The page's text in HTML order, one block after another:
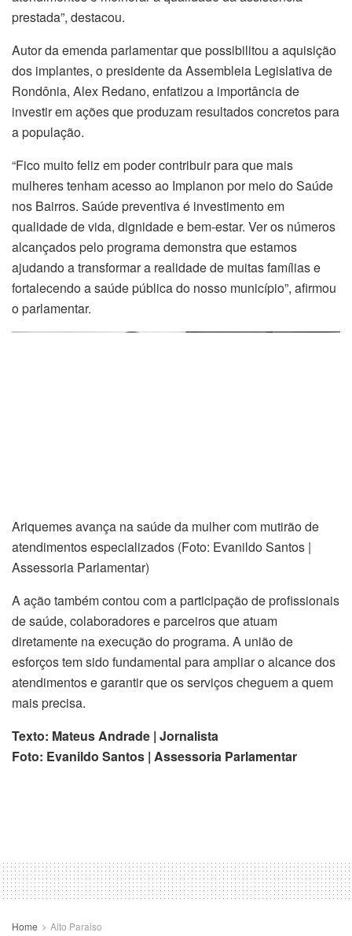
prestada”, destacou.
Autor da emenda parlamentar que possibilitou a aquisição
dos implantes, o presidente da Assembleia Legislativa de
Rondônia, Alex Redano, enfatizou a importância de
investir em ações que produzam resultados concretos para
a população.
“Fico muito feliz em poder contribuir para que mais
mulheres tenham acesso ao Implanon por meio do Saúde
nos Bairros. Saúde preventiva é investimento em
qualidade de vida, dignidade e bem-estar. Ver os números
alcançados pelo programa demonstra que estamos
ajudando a transformar a realidade de muitas famílias e
fortalecendo a saúde pública do nosso município”, afirmou
o parlamentar.
Ariquemes avança na saúde da mulher com mutirão de
atendimentos especializados (Foto: Evanildo Santos |
Assessoria Parlamentar)
A ação também contou com a participação de profissionais
de saúde, colaboradores e parceiros que atuam
diretamente na execução do programa. A união de
esforços tem sido fundamental para ampliar o alcance dos
atendimentos e garantir que os serviços cheguem a quem
mais precisa.
Texto: Mateus Andrade | Jornalista
Foto: Evanildo Santos | Assessoria Parlamentar
Home Alto Paraiso